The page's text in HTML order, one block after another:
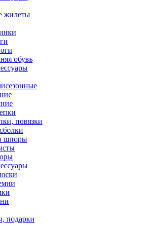
жилеты
обувь
повязки
шпоры
подарки